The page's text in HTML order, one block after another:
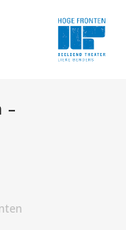
–